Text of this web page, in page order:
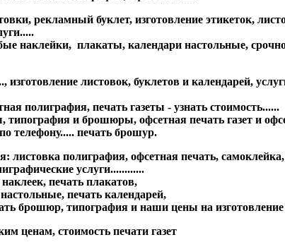
рекламный буклет, изготовление этикеток,
наклейки, плакаты, календари настольные,
изготовление листовок, буклетов и календарей,
полиграфия, печать газеты - узнать стоимость......
и брошюры, офсетная печать газет и
телефону..... печать брошур.
листовка полиграфия, офсетная печать,
услуги............
печать плакатов,
печать календарей,
брошюр, типография и наши цены на
ценам, стоимость печати газет